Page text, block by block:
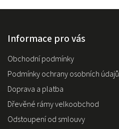
Informace pro vás
Obchodní podmínky
Podmínky ochrany osobních údajů
Doprava a platba
Dřevěné rámy velkoobchod
Odstoupení od smlouvy